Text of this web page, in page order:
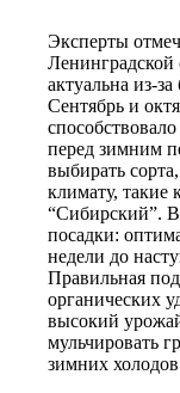
Эксперты
Ленинградской
актуальна из-
Сентябрь и
перед зимним
выбирать
климату, такие
“Сибирский”.
посадки:
недели до
Правильная
органических
высокий
мульчировать
зимних